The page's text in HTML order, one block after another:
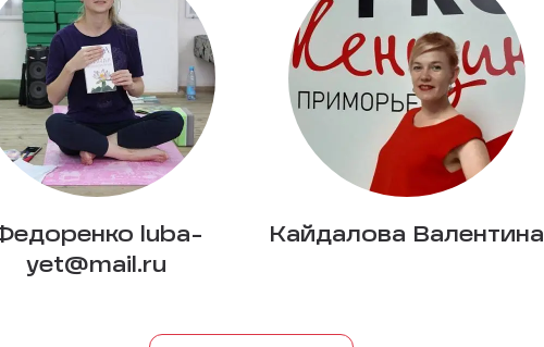
luba-
yet@mail.ru
Кайдалова Валентина